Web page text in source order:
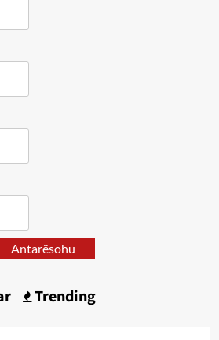
Antarësohu
Trending